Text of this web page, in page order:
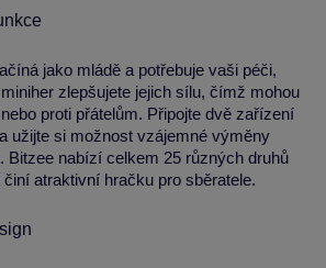
jako mládě a potřebuje vaši péči,
zlepšujete jejich sílu, čímž mohou
proti přátelům. Připojte dvě zařízení
užijte si možnost vzájemné výměny
Bitzee nabízí celkem 25 různých druhů
atraktivní hračku pro sběratele.